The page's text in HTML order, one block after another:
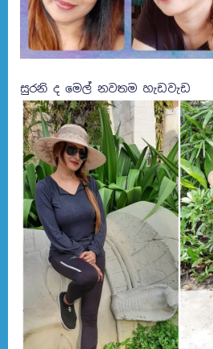
සුරනි ද මෙල් නවතම හැඩවැඩ